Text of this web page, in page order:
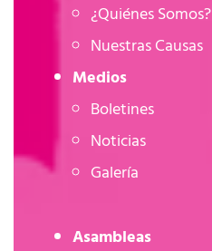
¿Quiénes Somos?
Nuestras Causas
Medios
Boletines
Noticias
Galería
Asambleas